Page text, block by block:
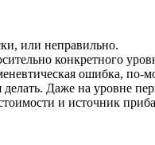
или неправильно.
конкретного
ошибка, по-
делать. Даже на уровне
и источник